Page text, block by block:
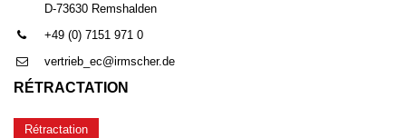
D-73630 Remshalden
+49 (0) 7151 971 0
vertrieb_ec@irmscher.de
RÉTRACTATION
Rétractation